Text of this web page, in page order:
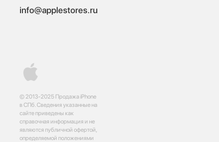
© 2013-2025 Продажа iPhone
в СПб. Сведения указанные на
сайте приведены как
справочная информация и не
являются публичной офертой,
определяемой положениями
info@applestores.ru